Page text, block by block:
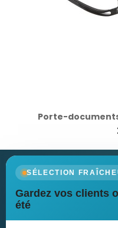
Porte-
SÉLECTION
Gardez vos clients
été
Recevez nos dernières